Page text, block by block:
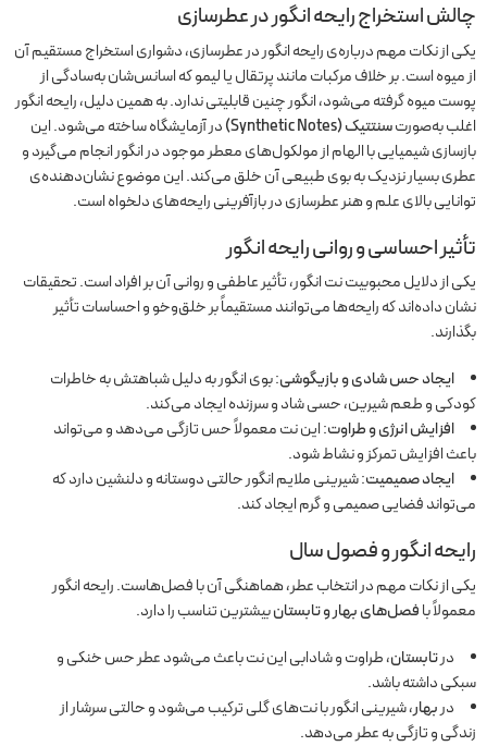
چالش استخراج رایحه انگور در عطرسازی
یکی از نکات مهم درباره‌ی رایحه انگور در عطرسازی، دشواری استخراج مستقیم آن
از میوه است. بر خلاف مرکبات مانند پرتقال یا لیمو که اسانس‌شان به‌سادگی از
پوست میوه گرفته می‌شود، انگور چنین قابلیتی ندارد. به همین دلیل، رایحه انگور
اغلب به‌صورتسنتتیک (Synthetic Notes)
در آزمایشگاه ساخته می‌شود. این
بازسازی شیمیایی با الهام از مولکول‌های معطر موجود در انگور انجام می‌گیرد و
عطری بسیار نزدیک به بوی طبیعی آن خلق می‌کند. این موضوع نشان‌دهنده‌ی
توانایی بالای علم و هنر عطرسازی در بازآفرینی رایحه‌های دلخواه است.
تأثیر احساسی و روانی رایحه انگور
یکی از دلایل محبوبیت نت انگور، تأثیر عاطفی و روانی آن بر افراد است. تحقیقات
نشان داده‌اند که رایحه‌ها می‌توانند مستقیماً بر خلق‌وخو و احساسات تأثیر
بگذارند.
ایجاد حس شادی و بازیگوشی: بوی انگور به دلیل شباهتش به خاطرات
کودکی و طعم شیرین، حسی شاد و سرزنده ایجاد می‌کند.
افزایش انرژی و طراوت: این نت معمولاً حس تازگی می‌دهد و می‌تواند
باعث افزایش تمرکز و نشاط شود.
ایجاد صمیمیت: شیرینی ملایم انگور حالتی دوستانه و دلنشین دارد که
می‌تواند فضایی صمیمی و گرم ایجاد کند.
رایحه انگور و فصول سال
یکی از نکات مهم در انتخاب عطر، هماهنگی آن با فصل‌هاست. رایحه انگور
معمولاً بافصل‌های بهار و تابستانبیشترین تناسب را دارد.
درتابستان، طراوت و شادابی این نت باعث می‌شود عطر حس خنکی و
سبکی داشته باشد.
دربهار، شیرینی انگور با نت‌های گلی ترکیب می‌شود و حالتی سرشار از
زندگی و تازگی به عطر می‌دهد.